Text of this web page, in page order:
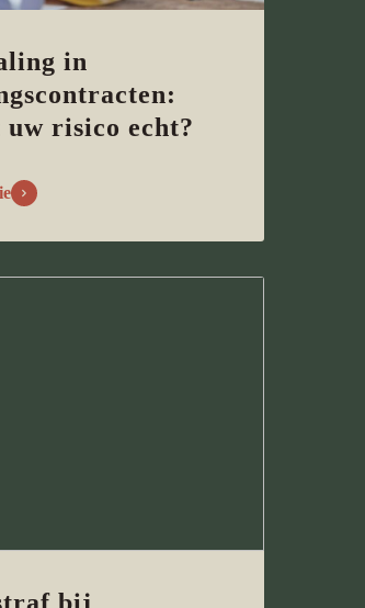
in
risico echt?